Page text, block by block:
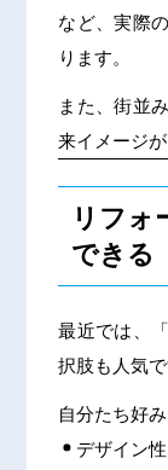
など、実際
ります。
また、街並
来イメージ
リフォ
できる
最近では、
択肢も人気で
自分たち好
デザイン性